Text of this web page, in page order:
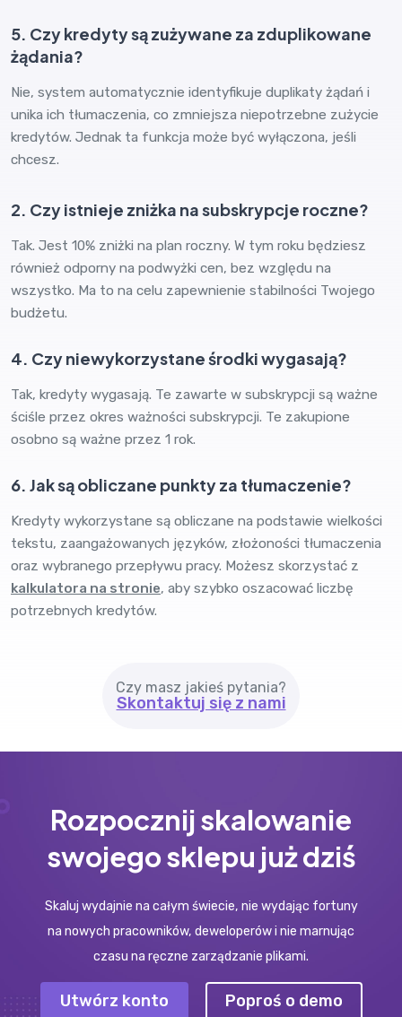
5. Czy kredyty są zużywane za zduplikowane
żądania?
Nie, system automatycznie identyfikuje duplikaty żądań i
unika ich tłumaczenia, co zmniejsza niepotrzebne zużycie
kredytów. Jednak ta funkcja może być wyłączona, jeśli
chcesz.
2. Czy istnieje zniżka na subskrypcje roczne?
Tak. Jest 10% zniżki na plan roczny. W tym roku będziesz
również odporny na podwyżki cen, bez względu na
wszystko. Ma to na celu zapewnienie stabilności Twojego
budżetu.
4. Czy niewykorzystane środki wygasają?
Tak, kredyty wygasają. Te zawarte w subskrypcji są ważne
ściśle przez okres ważności subskrypcji. Te zakupione
osobno są ważne przez 1 rok.
6. Jak są obliczane punkty za tłumaczenie?
Kredyty wykorzystane są obliczane na podstawie wielkości
tekstu, zaangażowanych języków, złożoności tłumaczenia
oraz wybranego przepływu pracy. Możesz skorzystać z
kalkulatora na stronie, aby szybko oszacować liczbę
potrzebnych kredytów.
Czy masz jakieś pytania?
Skontaktuj się z nami
Rozpocznij skalowanie
swojego sklepu już dziś
Skaluj wydajnie na całym świecie, nie wydając fortuny
na nowych pracowników, deweloperów i nie marnując
czasu na ręczne zarządzanie plikami.
Utwórz konto Poproś o demo